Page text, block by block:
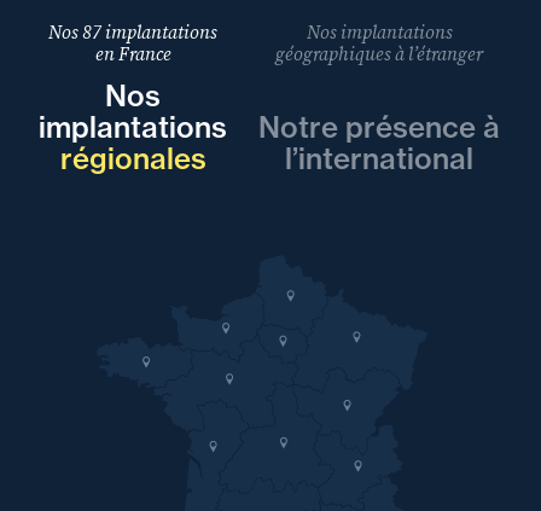
Nos 87 implantations
en France
Nos
implantations
régionales
Nos implantations
géographiques à l’étranger
Notre présence à
l’international